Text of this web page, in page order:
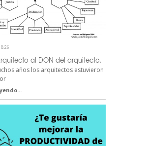
al DON del arquitecto.
años los arquitectos estuvieron